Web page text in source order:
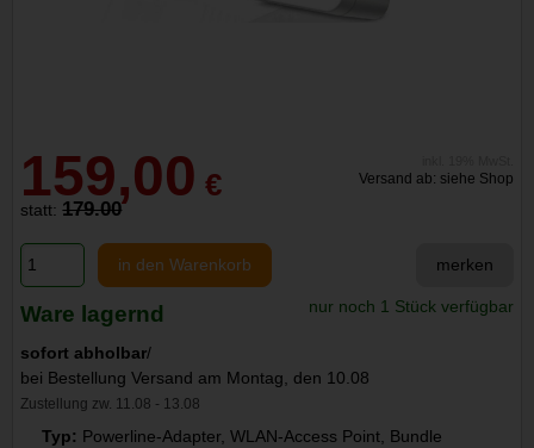
159,00 €
statt:179.00
Versand ab: siehe Shop
in den Warenkorb merken
Ware lagernd nur noch 1 Stück verfügbar
sofort abholbar/
bei Bestellung Versand am Montag, den 10.08
Zustellung zw. 11.08 - 13.08
Typ: Powerline-Adapter, WLAN-Access Point, Bundle